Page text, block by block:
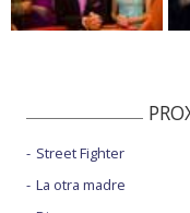
Street Fighter
La otra madre